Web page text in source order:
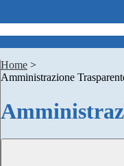
Home >
Amministrazione